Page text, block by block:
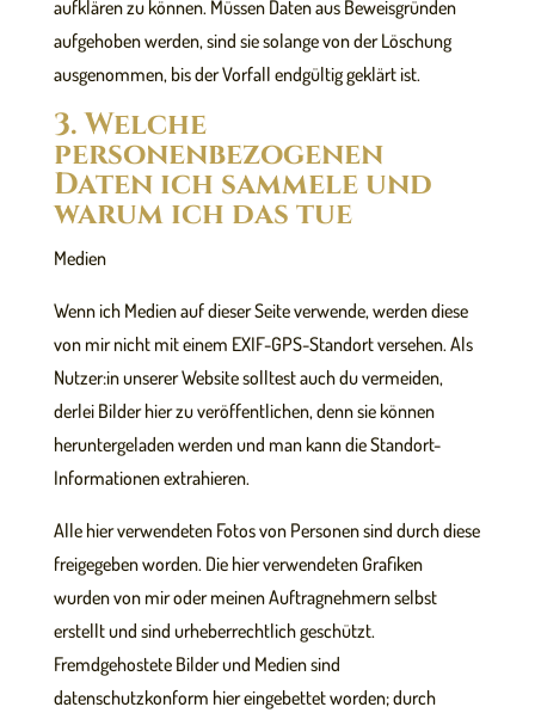
aufklären zu können. Müssen Daten aus Beweisgründen
aufgehoben werden, sind sie solange von der Löschung
ausgenommen, bis der Vorfall endgültig geklärt ist.
3. Welche
personenbezogenen
Daten ich sammele und
warum ich das tue
Medien
Wenn ich Medien auf dieser Seite verwende, werden diese
von mir nicht mit einem EXIF-GPS-Standort versehen. Als
Nutzer:in unserer Website solltest auch du vermeiden,
derlei Bilder hier zu veröffentlichen, denn sie können
heruntergeladen werden und man kann die Standort-
Informationen extrahieren.
Alle hier verwendeten Fotos von Personen sind durch diese
freigegeben worden. Die hier verwendeten Grafiken
wurden von mir oder meinen Auftragnehmern selbst
erstellt und sind urheberrechtlich geschützt.
Fremdgehostete Bilder und Medien sind
datenschutzkonform hier eingebettet worden; durch